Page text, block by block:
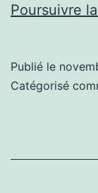
Poursuivre
Publié le
Catégorisé